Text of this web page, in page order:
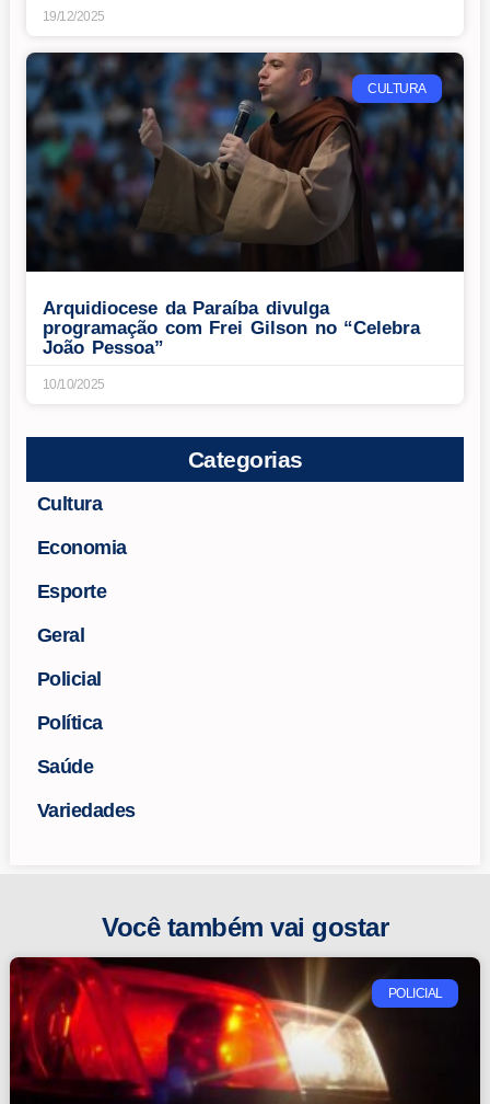
19/12/2025
CULTURA
Arquidiocese da Paraíba divulga
programação com Frei Gilson no “Celebra
João Pessoa”
10/10/2025
Categorias
Cultura
Economia
Esporte
Geral
Policial
Política
Saúde
Variedades
Você também vai gostar
POLICIAL